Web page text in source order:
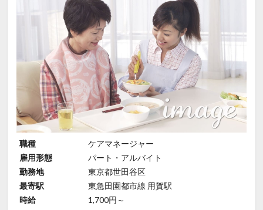
職種
ケアマネージャー
雇用形態
パート・アルバイト
勤務地
東京都世田谷区
最寄駅
東急田園都市線 用賀駅
時給
1,700円～